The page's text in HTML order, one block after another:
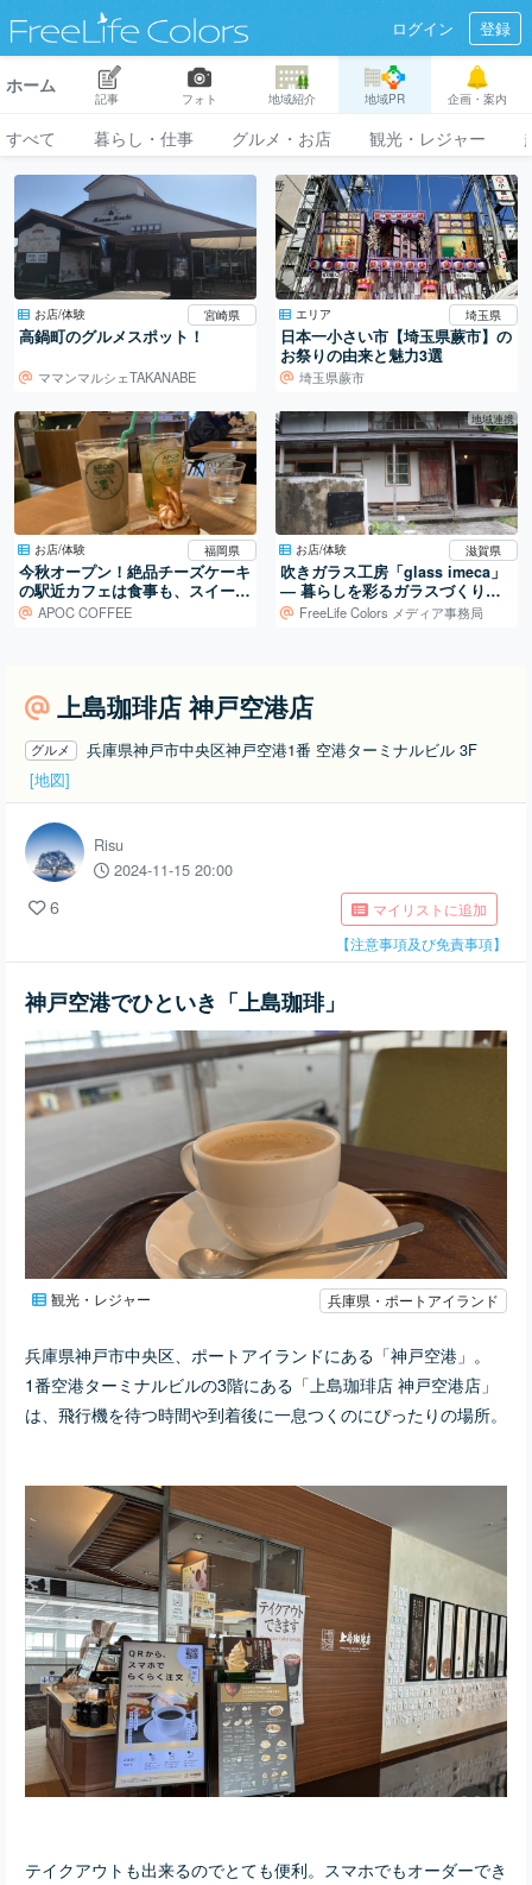
ログイン 登録
ホーム
記事 フォト 地域紹介 地域PR 企画・案内
すべて 暮らし・仕事 グルメ・お店 観光・レジャー
お店/体験 宮崎県
高鍋町のグルメスポット！
ママンマルシェTAKANABE
エリア 埼玉県
日本一小さい市【埼玉県蕨市】の
お祭りの由来と魅力3選
埼玉県蕨市
お店/体験 福岡県
今秋オープン！絶品チーズケーキ
の駅近カフェは食事も、スイーツ
も。APOC COFFEE
地域連携
お店/体験 滋賀県
吹きガラス工房「glass imeca」
― 暮らしを彩るガラスづくり／
滋賀・葛川
FreeLife Colors メディア事務局
上島珈琲店 神戸空港店
グルメ
兵庫県神戸市中央区神戸空港1番 空港ターミナルビル 3F
[地図]
Risu
2024-11-15 20:00
6
マイリストに追加
【注意事項及び免責事項】
神戸空港でひといき「上島珈琲」
観光・レジャー 兵庫県・ポートアイランド
兵庫県神戸市中央区、ポートアイランドにある「神戸空港」。
1番空港ターミナルビルの3階にある「 上島珈琲店 神戸空港店」
は、飛行機を待つ時間や到着後に一息つくのにぴったりの場所。
テイクアウトも出来るのでとても便利。スマホでもオーダーでき